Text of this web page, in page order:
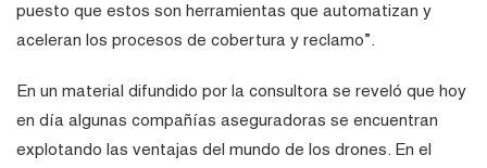
puesto que estos son herramientas que automatizan y
aceleran los procesos de cobertura y reclamo”.
En un material difundido por la consultora se reveló que hoy
en día algunas compañías aseguradoras se encuentran
explotando las ventajas del mundo de los drones. En el